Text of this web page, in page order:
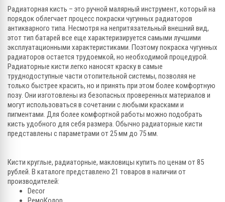
Радиаторная кисть – это ручной малярный инструмент, который на
порядок облегчает процесс покраски чугунных радиаторов
антикварного типа. Несмотря на непритязательный внешний вид,
этот тип батарей все еще характеризируется самыми лучшими
эксплуатационными характеристиками. Поэтому покраска чугунных
радиаторов остается трудоемкой, но необходимой процедурой.
Радиаторные кисти легко наносят краску в самые
труднодоступные части отопительной системы, позволяя не
только быстрее красить, но и принять при этом более комфортную
позу. Они изготовлены из безопасных проверенных материалов и
могут использоваться в сочетании с любыми красками и
пигментами. Для более комфортной работы можно подобрать
кисть удобного для себя размера. Обычно радиаторные кисти
представлены с параметрами от 25 мм до 75 мм.
Кисти круглые, радиаторные, макловицы купить по ценам от 85
рублей. В каталоге представлено 21 товаров в наличии от
производителей:
Decor